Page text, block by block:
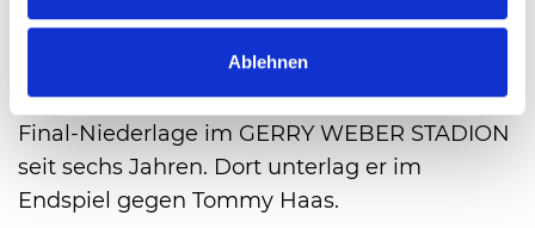
Ablehnen
gewonnen. Das Publikum war mal wieder ein
Traum. Wir sehen uns im nächsten Jahr“,
versprach Roger Federer nach seiner ersten
Final-Niederlage im GERRY WEBER STADION
seit sechs Jahren. Dort unterlag er im
Endspiel gegen Tommy Haas.